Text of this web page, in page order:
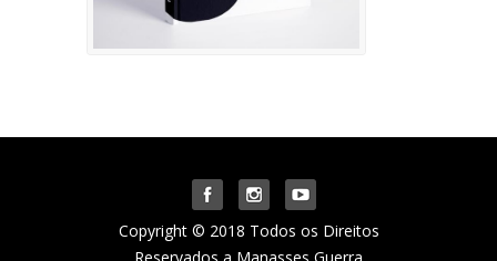
Copyright © 2018 Todos os Direitos